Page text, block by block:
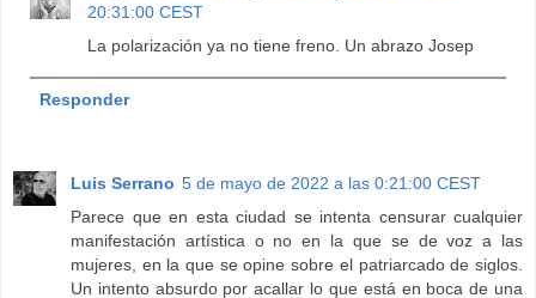
20:31:00 CEST
La polarización ya no tiene freno. Un abrazo Josep
Responder
Luis Serrano 5 de mayo de 2022 a las 0:21:00 CEST
Parece que en esta ciudad se intenta censurar cualquier
manifestación artística o no en la que se de voz a las
mujeres, en la que se opine sobre el patriarcado de siglos.
Un intento absurdo por acallar lo que está en boca de una